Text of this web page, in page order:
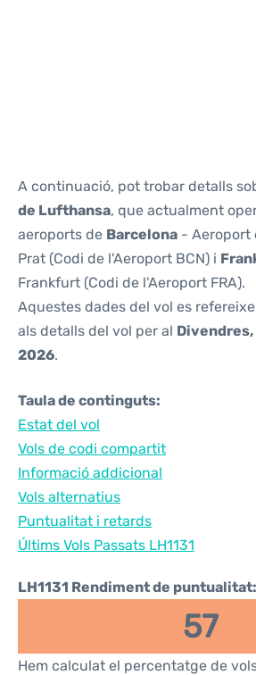
A continuació, pot trobar detalls
de Lufthansa, que actualment
aeroports de Barcelona - Aeroport
Prat (Codi de l'Aeroport BCN) i
Frankfurt (Codi de l'Aeroport FRA).
Aquestes dades del vol es
als detalls del vol per al Divendres,
2026.
Taula de continguts:
Estat del vol
Vols de codi compartit
Informació addicional
Vols alternatius
Puntualitat i retards
Últims Vols Passats LH1131
LH1131 Rendiment de puntualitat:
57
Hem calculat el percentatge de